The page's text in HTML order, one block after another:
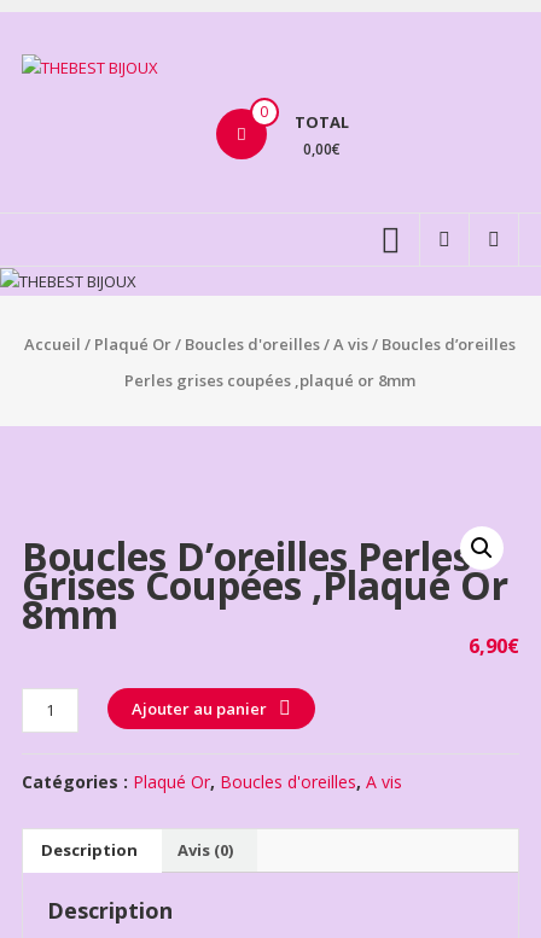
Aller
contenu
BIJOUX
0 TOTAL
0,00€
Accueil / Plaqué Or/ Boucles d'oreilles/A vis/ Boucles d’oreilles
Perles grises coupées ,plaqué or 8mm
Boucles D’oreilles Perles
Grises Coupées ,plaqué Or
8mm
6,90€
Quantité Ajouter au panier
Catégories : Plaqué Or, Boucles d'oreilles, A vis
Description Avis (0)
Description